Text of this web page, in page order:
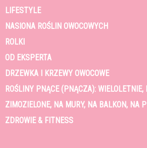
LIFESTYLE
NASIONA ROŚLIN OWOCOWYCH
ROLKI
OD EKSPERTA
DRZEWKA I KRZEWY OWOCOWE
ROŚLINY PNĄCE (PNĄCZA): WIELOLETNIE,
ZIMOZIELONE, NA MURY, NA BALKON, NA
ZDROWIE & FITNESS